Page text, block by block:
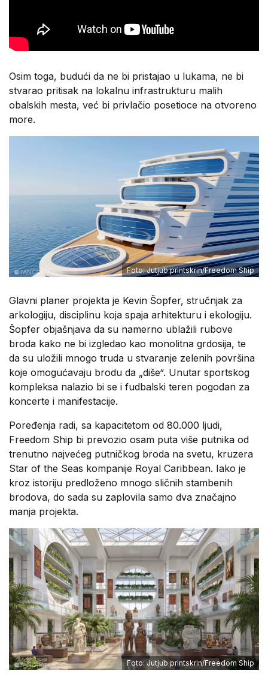
Osim toga, budući da ne bi pristajao u lukama, ne bi
stvarao pritisak na lokalnu infrastrukturu malih
obalskih mesta, već bi privlačio posetioce na otvoreno
more.
Foto: Jutjub printskrin/Freedom Ship
Glavni planer projekta je Kevin Šopfer, stručnjak za
arkologiju, disciplinu koja spaja arhitekturu i ekologiju.
Šopfer objašnjava da su namerno ublažili rubove
broda kako ne bi izgledao kao monolitna grdosija, te
da su uložili mnogo truda u stvaranje zelenih površina
koje omogućavaju brodu da „diše“. Unutar sportskog
kompleksa nalazio bi se i fudbalski teren pogodan za
koncerte i manifestacije.
Poređenja radi, sa kapacitetom od 80.000 ljudi,
Freedom Ship bi prevozio osam puta više putnika od
trenutno najvećeg putničkog broda na svetu, kruzera
Star of the Seas kompanije Royal Caribbean. Iako je
kroz istoriju predloženo mnogo sličnih stambenih
brodova, do sada su zaplovila samo dva značajno
manja projekta.
Foto: Jutjub printskrin/Freedom Ship